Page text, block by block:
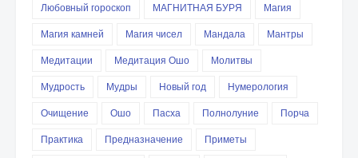
Любовный гороскоп
МАГНИТНАЯ БУРЯ
Магия
Магия камней
Магия чисел Мандала
Мантры
Медитации
Медитация Ошо
Молитвы
Мудрость
Мудры Новый год
Нумерология
Очищение
Ошо Пасха Полнолуние
Порча
Практика
Предназначение
Приметы